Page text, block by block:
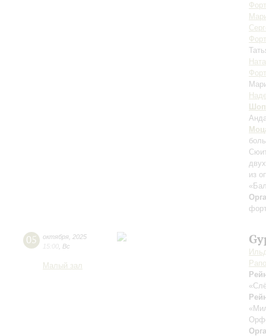
из
05 октября 2025
15:00 Вс
Малый зал